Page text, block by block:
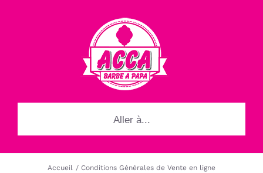
Aller à...
Accueil Conditions Générales de Vente en ligne